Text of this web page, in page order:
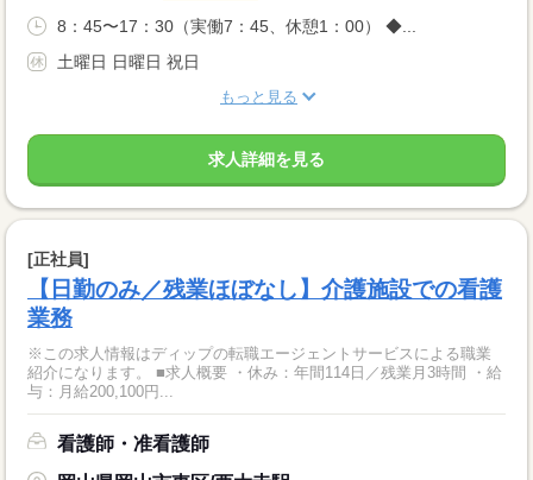
8：45〜17：30（実働7：45、休憩1：00） ◆...
土曜日 日曜日 祝日
もっと見る
求人詳細を見る
[正社員]
【日勤のみ／残業ほぼなし】介護施設での看護
業務
※この求人情報はディップの転職エージェントサービスによる職業
紹介になります。 ■求人概要 ・休み：年間114日／残業月3時間 ・給
与：月給200,100円...
看護師・准看護師